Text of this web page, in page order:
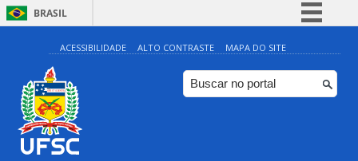
BRASIL
Simplifique!
Comunica BR
Participe
ACESSIBILIDADE ALTO CONTRASTE MAPA DO SITE